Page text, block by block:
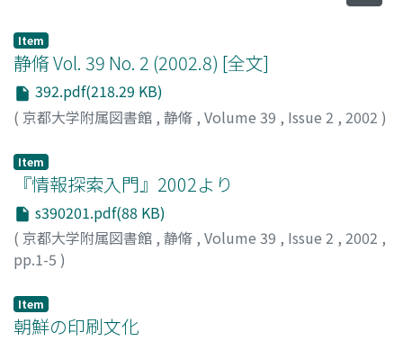
Item
静脩 Vol. 39 No. 2 (2002.8) [全文]
392.pdf(218.29 KB)
( 京都大学附属図書館 , 静脩 , Volume 39 , Issue 2 , 2002 )
Item
『情報探索入門』2002より
s390201.pdf(88 KB)
( 京都大学附属図書館 , 静脩 , Volume 39 , Issue 2 , 2002 ,
pp.1-5 )
Item
朝鮮の印刷文化